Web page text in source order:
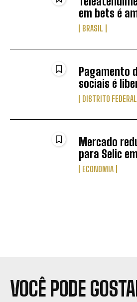
em bets é
BRASIL
Pagamento
sociais é
DISTRITO FEDERAL
Mercado
para Selic
ECONOMIA
VOCÊ PODE